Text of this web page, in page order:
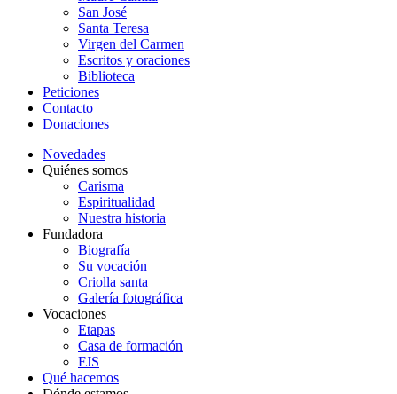
San José
Santa Teresa
Virgen del Carmen
Escritos y oraciones
Biblioteca
Peticiones
Contacto
Donaciones
Novedades
Quiénes somos
Carisma
Espiritualidad
Nuestra historia
Fundadora
Biografía
Su vocación
Criolla santa
Galería fotográfica
Vocaciones
Etapas
Casa de formación
FJS
Qué hacemos